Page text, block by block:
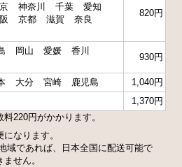
神奈川 千葉
愛知
京都 滋賀
奈良
820円
岡山 愛媛
香川
930円
大分 宮崎 鹿児島
1,040円
1,370円
220円がかかります。
なります。
域であれば、日本全国に配送可能で
せん。